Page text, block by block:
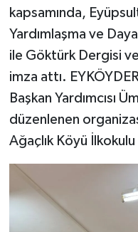
kapsamında,
Yardımlaşma ve
ile Göktürk Dergisi
imza attı.
Başkan Yardımcısı
düzenlenen
Ağaçlık Köyü